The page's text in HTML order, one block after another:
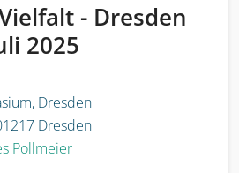
- Dresden
2025
Dresden
Dresden
Pollmeier